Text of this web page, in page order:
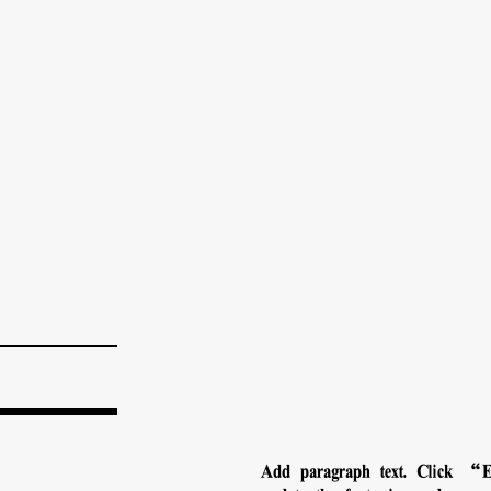
Add paragraph text. Click